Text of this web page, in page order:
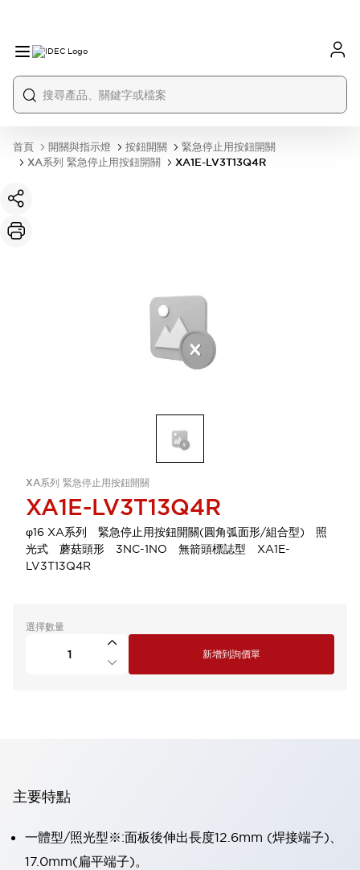
首頁 開關與指示燈 按鈕開關
緊急停止用按鈕開關
XA系列 緊急停止用按鈕開關
XA1E-LV3T13Q4R
XA系列 緊急停止用按鈕開關
XA1E-LV3T13Q4R
φ16 XA系列 緊急停止用按鈕開關(圓角弧面形/組合型) 照
光式 蘑菇頭形 3NC-1NO 無箭頭標誌型 XA1E-
LV3T13Q4R
選擇數量
新增到詢價單
主要特點
一體型/照光型※:面板後伸出長度12.6mm (焊接端子)、
17.0mm(扁平端子)。